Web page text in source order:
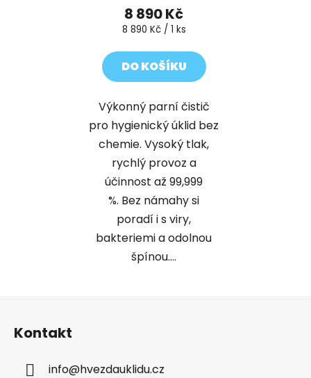
8 890 Kč
Měrná
8 890 Kč / 1 ks
DO KOŠÍKU
Výkonný parní čistič
pro hygienický úklid bez
chemie. Vysoký tlak,
rychlý provoz a
účinnost až 99,999
%. Bez námahy si
poradí i s viry,
bakteriemi a odolnou
špínou....
Kontakt
info@hvezdauklidu.cz